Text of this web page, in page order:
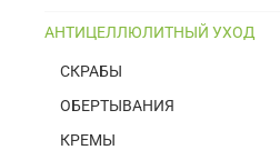
АНТИЦЕЛЛЮЛИТНЫЙ УХОД
СКРАБЫ
ОБЕРТЫВАНИЯ
КРЕМЫ